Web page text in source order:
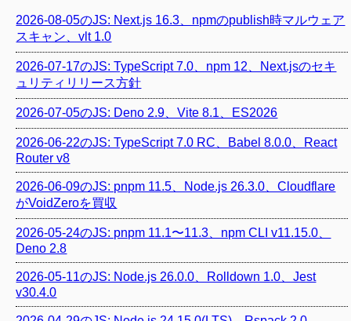
2026-08-05のJS: Next.js 16.3、npmのpublish時マルウェア
スキャン、vlt 1.0
2026-07-17のJS: TypeScript 7.0、npm 12、Next.jsのセキ
ュリティリリース方針
2026-07-05のJS: Deno 2.9、Vite 8.1、ES2026
2026-06-22のJS: TypeScript 7.0 RC、Babel 8.0.0、React
Router v8
2026-06-09のJS: pnpm 11.5、Node.js 26.3.0、Cloudflare
がVoidZeroを買収
2026-05-24のJS: pnpm 11.1〜11.3、npm CLI v11.15.0、
Deno 2.8
2026-05-11のJS: Node.js 26.0.0、Rolldown 1.0、Jest
v30.4.0